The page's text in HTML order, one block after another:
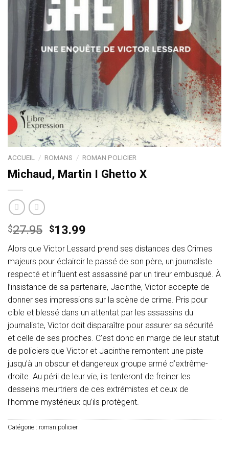
ACCUEIL / ROMANS / ROMAN POLICIER
Michaud, Martin I Ghetto X
$27.95 Le
prix
initial
était :
$27.95.
$13.99
prix
actuel
est :
$13.99.
Alors que Victor Lessard prend ses distances des Crimes
majeurs pour éclaircir le passé de son père, un journaliste
respecté et influent est assassiné par un tireur embusqué. À
l’insistance de sa partenaire, Jacinthe, Victor accepte de
donner ses impressions sur la scène de crime. Pris pour
cible et blessé dans un attentat par les assassins du
journaliste, Victor doit disparaître pour assurer sa sécurité
et celle de ses proches. C’est donc en marge de leur statut
de policiers que Victor et Jacinthe remontent une piste
jusqu’à un obscur et dangereux groupe armé d’extrême-
droite. Au péril de leur vie, ils tenteront de freiner les
desseins meurtriers de ces extrémistes et ceux de
l’homme mystérieux qu’ils protègent.
Catégorie : roman policier